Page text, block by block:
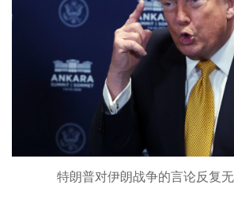
特朗普对伊朗战争的言论反复